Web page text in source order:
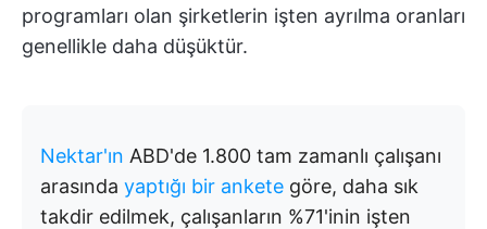
programları olan şirketlerin işten ayrılma oranları
genellikle daha düşüktür.
Nektar'ın ABD'de 1.800 tam zamanlı çalışanı
arasında yaptığı bir ankete göre, daha sık
takdir edilmek, çalışanların %71'inin işten